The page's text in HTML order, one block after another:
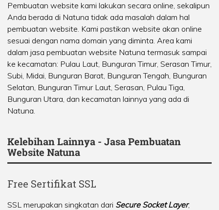
Pembuatan website kami lakukan secara online, sekalipun
Anda berada di Natuna tidak ada masalah dalam hal
pembuatan website. Kami pastikan website akan online
sesuai dengan nama domain yang diminta. Area kami
dalam jasa pembuatan website Natuna termasuk sampai
ke kecamatan: Pulau Laut, Bunguran Timur, Serasan Timur,
Subi, Midai, Bunguran Barat, Bunguran Tengah, Bunguran
Selatan, Bunguran Timur Laut, Serasan, Pulau Tiga,
Bunguran Utara, dan kecamatan lainnya yang ada di
Natuna.
Kelebihan Lainnya - Jasa Pembuatan
Website Natuna
Free Sertifikat SSL
SSL merupakan singkatan dari Secure Socket Layer,